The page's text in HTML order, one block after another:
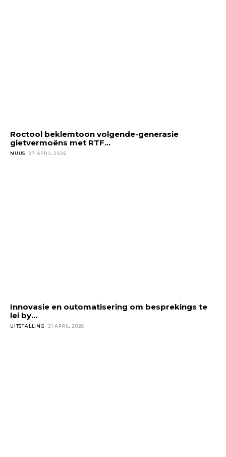
Roctool beklemtoon volgende-generasie
gietvermoëns met RTF...
NUUS 27 APRIL 2026
Innovasie en outomatisering om besprekings te
lei by...
UITSTALLING 21 APRIL 2026